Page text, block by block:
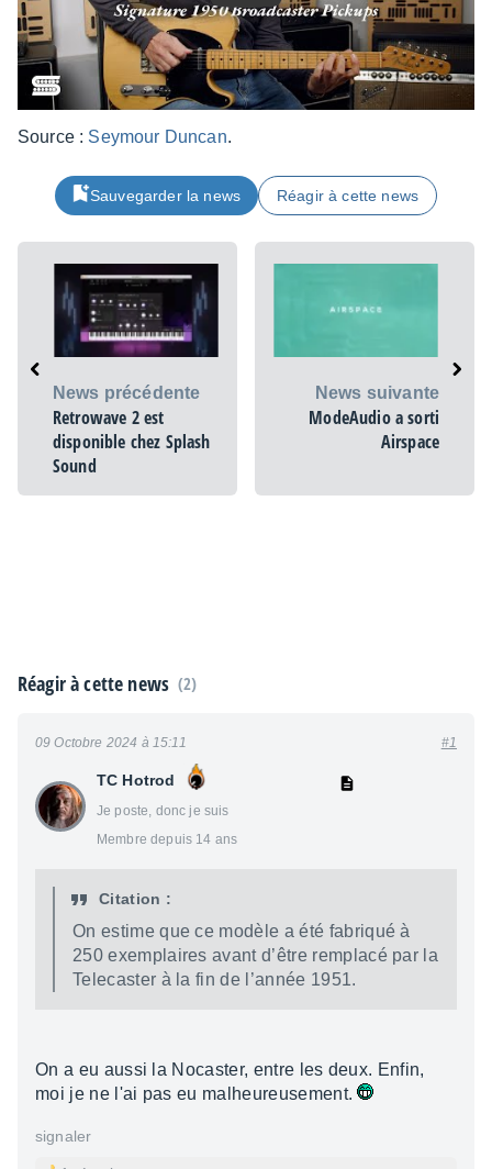
Source : Seymour Duncan.
Sauvegarder la news Réagir à cette news
News précédente
Retrowave 2 est
disponible chez Splash
Sound
News suivante
ModeAudio a sorti
Airspace
Réagir à cette news (2)
TC Hotrod
Je poste, donc je suis
Membre depuis 14 ans
09 Octobre 2024 à 15:11 #1
Citation :
On estime que ce modèle a été fabriqué à
250 exem­plaires avant d’être remplacé par la
Tele­cas­ter à la fin de l’an­née 1951.
On a eu aussi la Nocaster, entre les deux. Enfin,
moi je ne l'ai pas eu malheureusement.
signaler